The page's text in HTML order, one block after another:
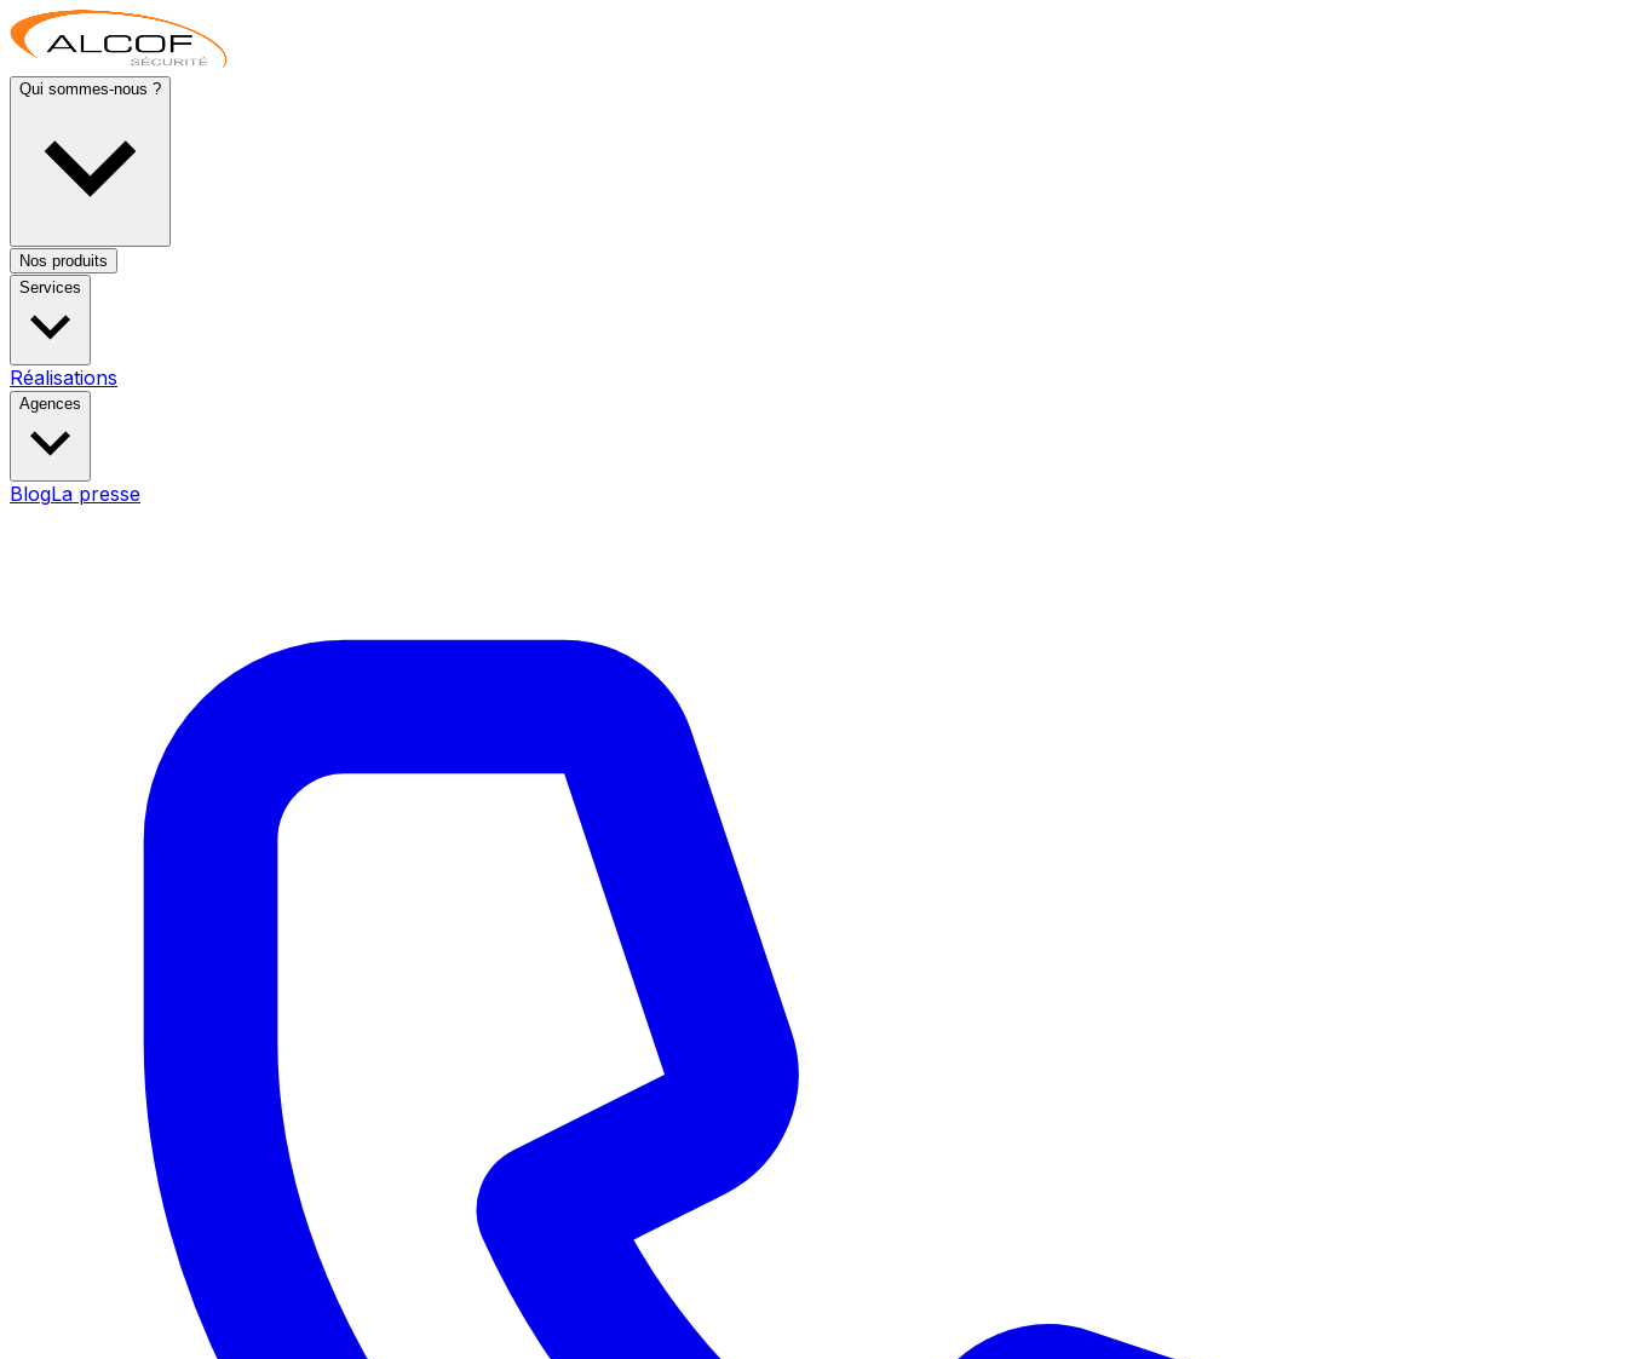
Qui sommes-nous ?
Nos produits
Services
Réalisations
Agences
BlogLa presse